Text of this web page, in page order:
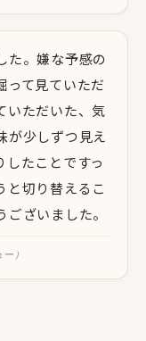
た。嫌な予感の
って見ていただ
いただいた、気
が少しずつ見え
したことですっ
と切り替えるこ
ざいました。
）